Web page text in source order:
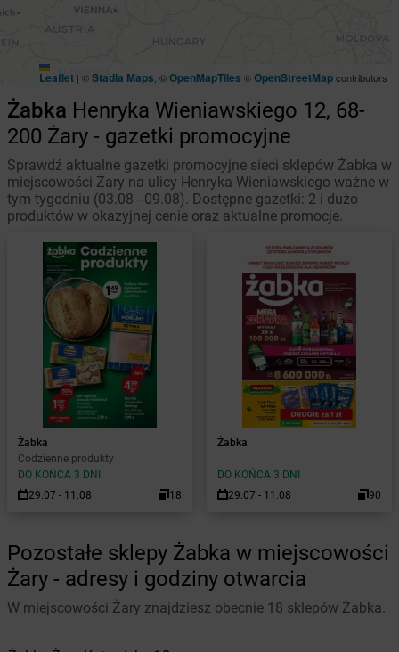
Leaflet | ©Stadia Maps , ©OpenMapTiles ©OpenStreetMapcontributors
Żabka Henryka Wieniawskiego 12, 68-
200 Żary - gazetki promocyjne
Sprawdź aktualne gazetki promocyjne sieci sklepów Żabka w
miejscowości Żary na ulicy Henryka Wieniawskiego ważne w
tym tygodniu (03.08 - 09.08). Dostępne gazetki: 2 i dużo
produktów w okazyjnej cenie oraz aktualne promocje.
Żabka
Codzienne produkty
DO KOŃCA 3 DNI
29.07 - 11.08
18
Żabka
DO KOŃCA 3 DNI
29.07 - 11.08
90
Pozostałe sklepy Żabka w miejscowości
Żary - adresy i godziny otwarcia
W miejscowości Żary znajdziesz obecnie 18 sklepów Żabka.